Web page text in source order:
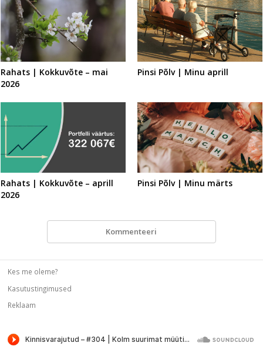
Rahats | Kokkuvõte – mai
2026
Pinsi Põlv | Minu aprill
Rahats | Kokkuvõte – aprill
2026
Pinsi Põlv | Minu märts
Kommenteeri
Kes me oleme?
Kasutustingimused
Reklaam